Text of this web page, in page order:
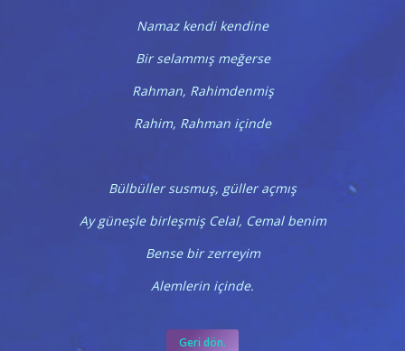
Namaz kendi kendine
Bir selammış meğerse
Rahman, Rahimdenmiş
Rahim, Rahman içinde
Bülbüller susmuş, güller açmış
Ay güneşle birleşmiş Celal, Cemal benim
Bense bir zerreyim
Alemlerin içinde.
Geri dön.